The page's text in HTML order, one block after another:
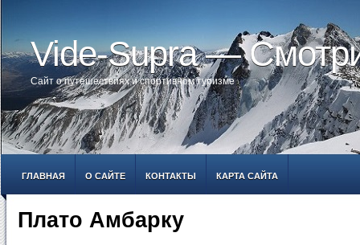
Vide-Supra —
Сайт о путешествиях и спортивном туризме
ГЛАВНАЯ О САЙТЕ КОНТАКТЫ КАРТА САЙТА
Плато Амбарку